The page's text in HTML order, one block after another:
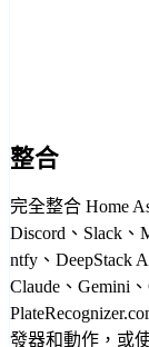
整合
完全整合 Home
Discord、Slack、
ntfy、DeepStack
Claude、Gemini
發器和動作，或